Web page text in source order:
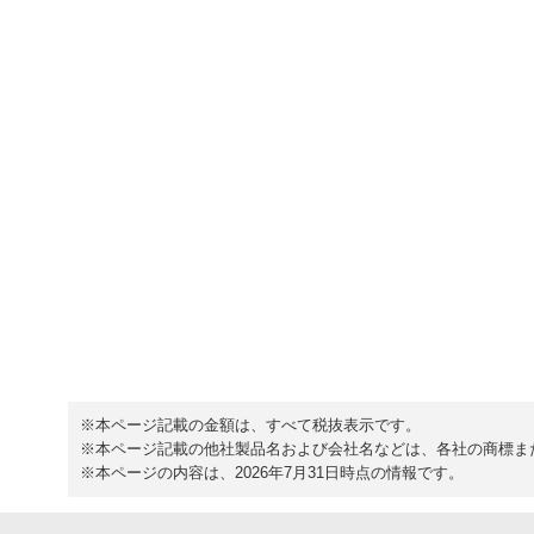
※本ページ記載の金額は、すべて税抜表示です。
※本ページ記載の他社製品名および会社名などは、各社の商標ま
※本ページの内容は、2026年7月31日時点の情報です。